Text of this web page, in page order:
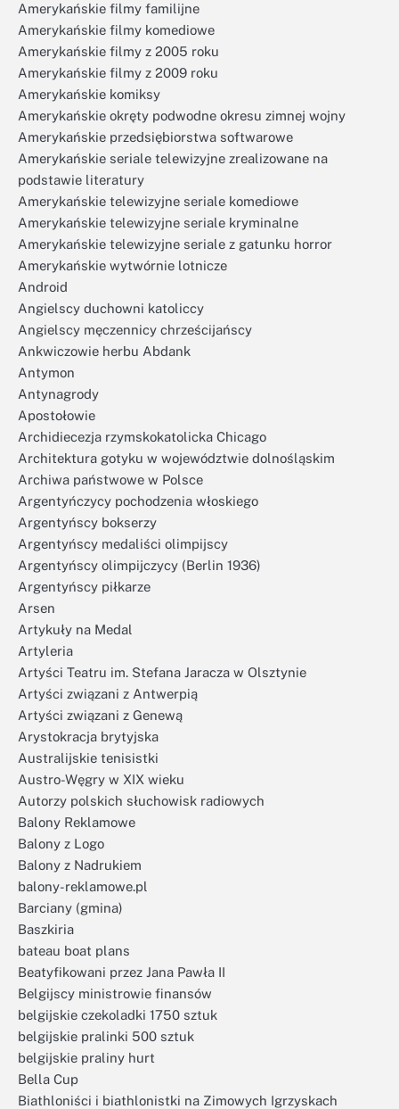
Amerykańskie filmy familijne
Amerykańskie filmy komediowe
Amerykańskie filmy z 2005 roku
Amerykańskie filmy z 2009 roku
Amerykańskie komiksy
Amerykańskie okręty podwodne okresu zimnej wojny
Amerykańskie przedsiębiorstwa softwarowe
Amerykańskie seriale telewizyjne zrealizowane na
podstawie literatury
Amerykańskie telewizyjne seriale komediowe
Amerykańskie telewizyjne seriale kryminalne
Amerykańskie telewizyjne seriale z gatunku horror
Amerykańskie wytwórnie lotnicze
Android
Angielscy duchowni katoliccy
Angielscy męczennicy chrześcijańscy
Ankwiczowie herbu Abdank
Antymon
Antynagrody
Apostołowie
Archidiecezja rzymskokatolicka Chicago
Architektura gotyku w województwie dolnośląskim
Archiwa państwowe w Polsce
Argentyńczycy pochodzenia włoskiego
Argentyńscy bokserzy
Argentyńscy medaliści olimpijscy
Argentyńscy olimpijczycy (Berlin 1936)
Argentyńscy piłkarze
Arsen
Artykuły na Medal
Artyleria
Artyści Teatru im. Stefana Jaracza w Olsztynie
Artyści związani z Antwerpią
Artyści związani z Genewą
Arystokracja brytyjska
Australijskie tenisistki
Austro-Węgry w XIX wieku
Autorzy polskich słuchowisk radiowych
Balony Reklamowe
Balony z Logo
Balony z Nadrukiem
balony-reklamowe.pl
Barciany (gmina)
Baszkiria
bateau boat plans
Beatyfikowani przez Jana Pawła II
Belgijscy ministrowie finansów
belgijskie czekoladki 1750 sztuk
belgijskie pralinki 500 sztuk
belgijskie praliny hurt
Bella Cup
Biathloniści i biathlonistki na Zimowych Igrzyskach